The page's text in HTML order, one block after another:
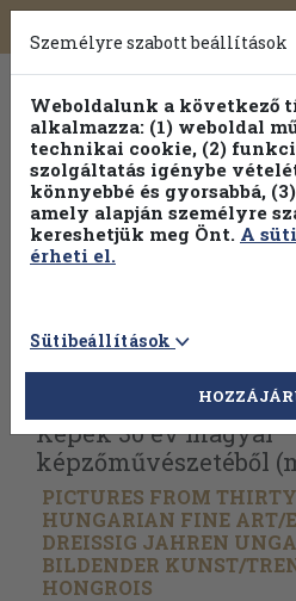
Toggle
navigation
Válogasson több mint
100%
Vissza az előző oldalra
Képek 30 év magyar
képzőművészetéből
PICTURES FROM
HUNGARIAN FINE ART/
DREISSIG JAHREN
ILDENDER KUNST/
HONGROIS
Személyre szabott beállítások
Weboldalunk a következő
alkalmazza: (1) weboldal
technikai cookie, (2)
szolgáltatás igénybe
könnyebbé és gyorsabbá,
amely alapján személyre
kereshetjük meg Önt. A
érheti el.
Sütibeállítások